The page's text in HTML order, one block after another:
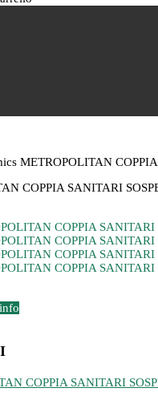
METROPOLITAN
COPPIA SANITARI